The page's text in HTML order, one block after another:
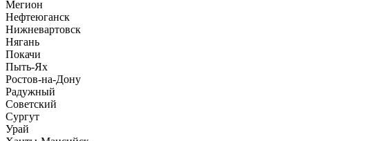
Мегион
Нефтеюганск
Нижневартовск
Нягань
Покачи
Пыть-Ях
Рoстов-на-Дону
Радужный
Советский
Сургут
Урай